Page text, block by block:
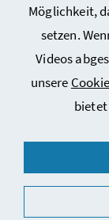
Möglichkeit,
setzen.
Videos
unsere
© 2026